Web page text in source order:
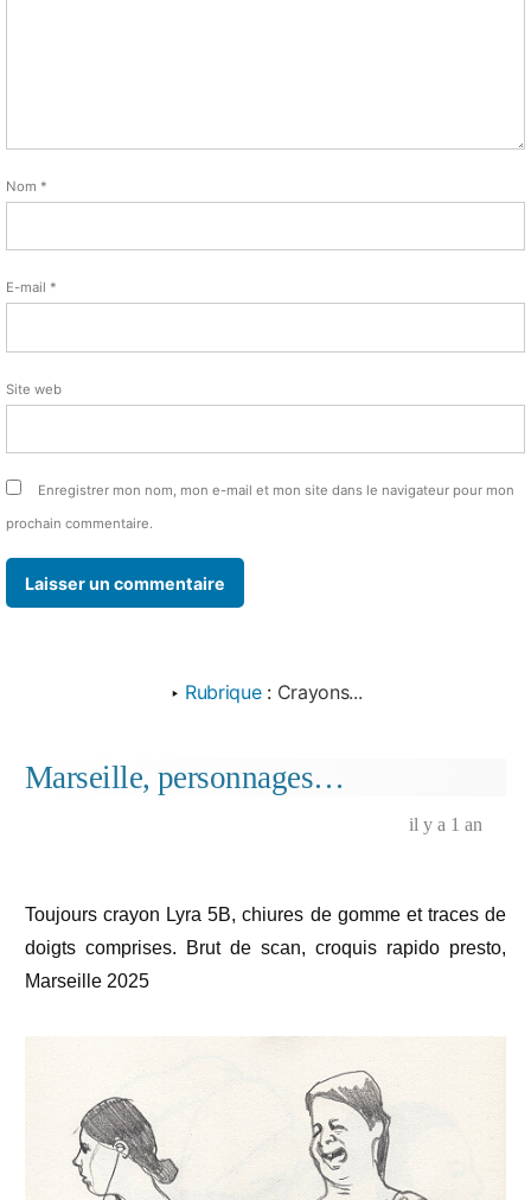
Nom *
E-mail *
Site web
Enregistrer mon nom, mon e-mail et mon site dans le navigateur pour mon
prochain commentaire.
‣ Rubrique : Crayons...
Marseille, personnages…
il y a 1 an
Toujours crayon Lyra 5B, chiures de gomme et traces de
doigts comprises. Brut de scan, croquis rapido presto,
Marseille 2025